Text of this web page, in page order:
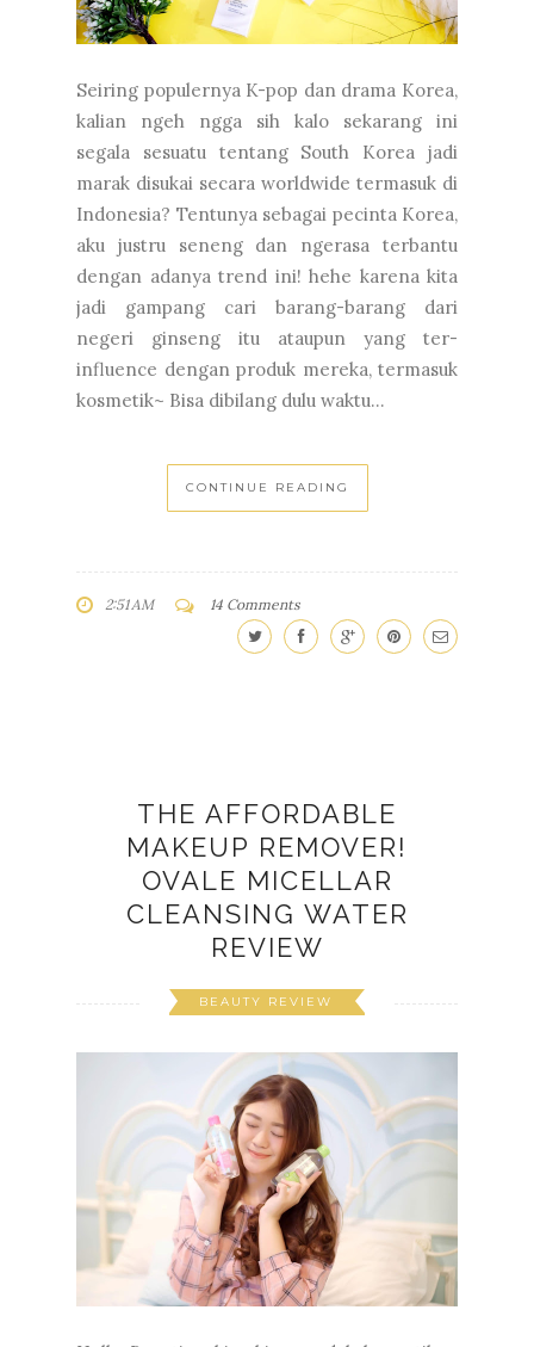
Seiring populernya K-pop dan drama Korea,
kalian ngeh ngga sih kalo sekarang ini
segala sesuatu tentang South Korea jadi
marak disukai secara worldwide termasuk di
Indonesia? Tentunya sebagai pecinta Korea,
aku justru seneng dan ngerasa terbantu
dengan adanya trend ini! hehe karena kita
jadi gampang cari barang-barang dari
negeri ginseng itu ataupun yang ter-
influence dengan produk mereka, termasuk
kosmetik~ Bisa dibilang dulu waktu...
CONTINUE READING
2:51 AM 14 Comments
THE AFFORDABLE
MAKEUP REMOVER!
OVALE MICELLAR
CLEANSING WATER
REVIEW
BEAUTY REVIEW